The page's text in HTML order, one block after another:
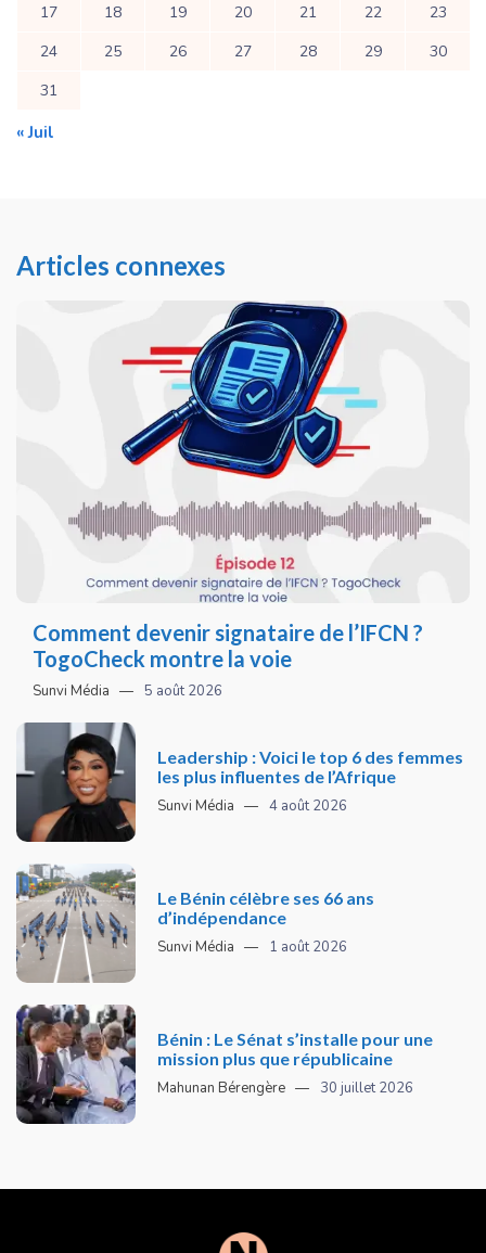
17
18 19 20 21 22
23
24
25 26 27 28 29
30
31
« Juil
Articles connexes
Comment devenir signataire de l’IFCN ?
TogoCheck montre la voie
Sunvi Média 5 août 2026
Leadership : Voici le top 6 des femmes
les plus influentes de l’Afrique
Sunvi Média 4 août 2026
Le Bénin célèbre ses 66 ans
d’indépendance
Sunvi Média 1 août 2026
Bénin : Le Sénat s’installe pour une
mission plus que républicaine
Mahunan Bérengère 30 juillet 2026